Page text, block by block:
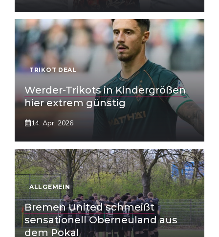
TRIKOT DEAL
Werder-Trikots in Kindergrößen
hier extrem günstig
14. Apr. 2026
ALLGEMEIN
Bremen United schmeißt
sensationell Oberneuland aus
dem Pokal